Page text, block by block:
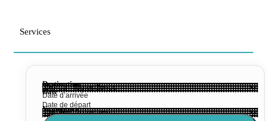
Services
Destination
Date
Voyageurs